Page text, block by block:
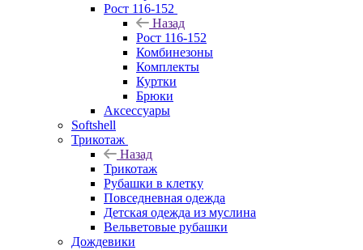
Рост 116-152
Назад
Рост 116-152
Комбинезоны
Комплекты
Куртки
Брюки
Аксессуары
Softshell
Трикотаж
Назад
Трикотаж
Рубашки в клетку
Повседневная одежда
Детская одежда из муслина
Вельветовые рубашки
Дождевики